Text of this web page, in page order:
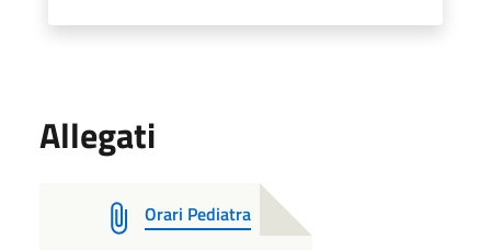
Allegati
Orari Pediatra